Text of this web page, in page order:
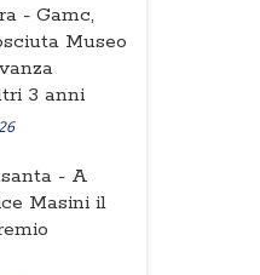
- Gamc,
Museo
3 anni
- A
Masini il